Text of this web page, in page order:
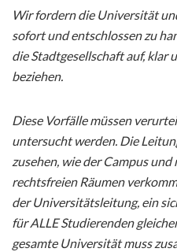
Wir fordern die Universität
sofort und entschlossen zu
die Stadtgesellschaft auf, klar
beziehen.
Diese Vorfälle müssen
untersucht werden. Die
zusehen, wie der Campus
rechtsfreien Räumen
der Universitätsleitung, ein
für ALLE Studierenden
gesamte Universität muss